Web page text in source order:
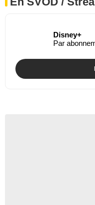
Disney+
Par